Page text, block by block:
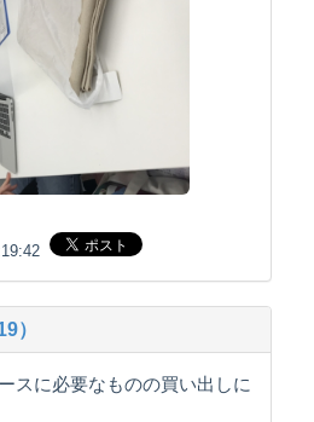
）
スに必要なものの買い出しに